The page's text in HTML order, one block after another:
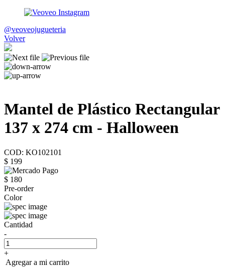
@veoveojugueteria
Volver
Mantel de Plástico Rectangular
137 x 274 cm - Halloween
COD: KO102101
$ 199
$ 180
Pre-order
Color
Cantidad
-
+
Agregar a mi carrito